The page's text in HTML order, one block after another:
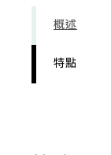
概述
特點